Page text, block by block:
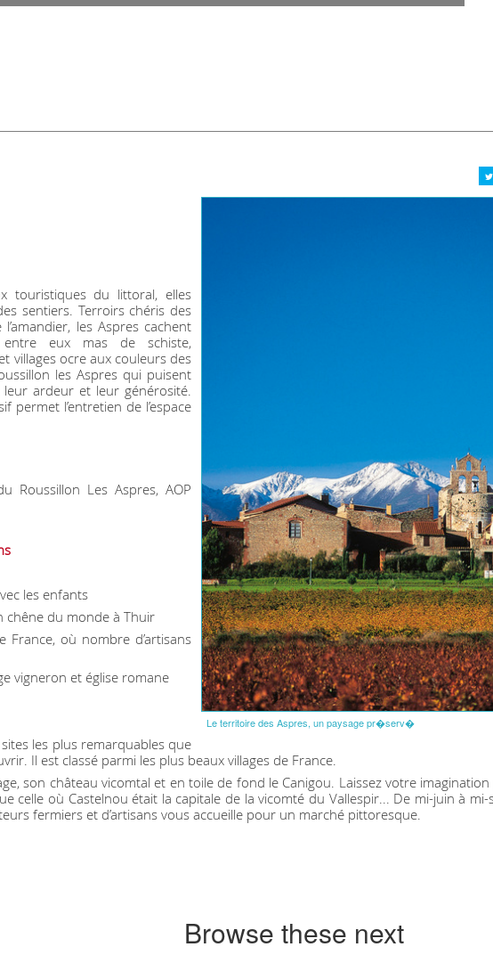
Le territoire des Aspres, un paysage pr�serv�
touristiques du littoral, elles
sentiers. Terroirs chéris des
les Aspres cachent
eux mas de schiste,
villages ocre aux couleurs des
les Aspres qui puisent
ardeur et leur générosité.
permet l’entretien de l’espace
Roussillon Les Aspres, AOP
les enfants
chêne du monde à Thuir
France, où nombre d’artisans
vigneron et église romane
les plus remarquables que
Il est classé parmi les plus beaux villages de France.
son château vicomtal et en toile de fond le Canigou. Laissez votre
celle où Castelnou était la capitale de la vicomté du Vallespir... De mi-juin à mi-
fermiers et d’artisans vous accueille pour un marché pittoresque.
Browse these next